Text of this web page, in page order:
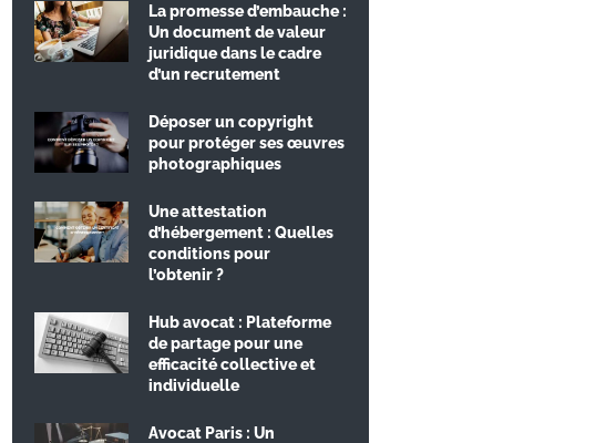
La promesse d’embauche :
Un document de valeur
juridique dans le cadre
d’un recrutement
Déposer un copyright
pour protéger ses œuvres
photographiques
Une attestation
d’hébergement : Quelles
conditions pour
l’obtenir ?
Hub avocat : Plateforme
de partage pour une
efficacité collective et
individuelle
Avocat Paris : Un